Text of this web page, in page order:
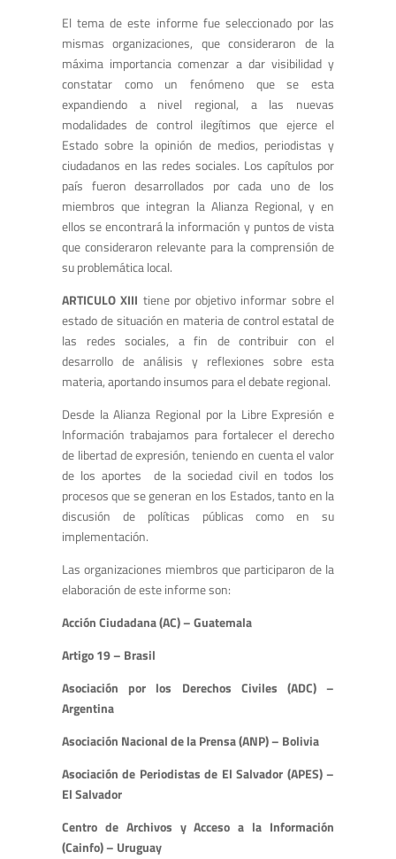
El tema de este informe fue seleccionado por las
mismas organizaciones, que consideraron de la
máxima importancia comenzar a dar visibilidad y
constatar como un fenómeno que se esta
expandiendo a nivel regional, a las nuevas
modalidades de control ilegítimos que ejerce el
Estado sobre la opinión de medios, periodistas y
ciudadanos en las redes sociales. Los capítulos por
país fueron desarrollados por cada uno de los
miembros que integran la Alianza Regional, y en
ellos se encontrará la información y puntos de vista
que consideraron relevante para la comprensión de
su problemática local.
ARTICULO XIII tiene por objetivo informar sobre el
estado de situación en materia de control estatal de
las redes sociales, a fin de contribuir con el
desarrollo de análisis y reflexiones sobre esta
materia, aportando insumos para el debate regional.
Desde la Alianza Regional por la Libre Expresión e
Información trabajamos para fortalecer el derecho
de libertad de expresión, teniendo en cuenta el valor
de los aportes de la sociedad civil en todos los
procesos que se generan en los Estados, tanto en la
discusión de políticas públicas como en su
implementación.
Las organizaciones miembros que participaron de la
elaboración de este informe son:
Acción Ciudadana (AC) – Guatemala
Artigo 19 – Brasil
Asociación por los Derechos Civiles (ADC) –
Argentina
Asociación Nacional de la Prensa (ANP) – Bolivia
Asociación de Periodistas de El Salvador (APES) –
El Salvador
Centro de Archivos y Acceso a la Información
(Cainfo) – Uruguay